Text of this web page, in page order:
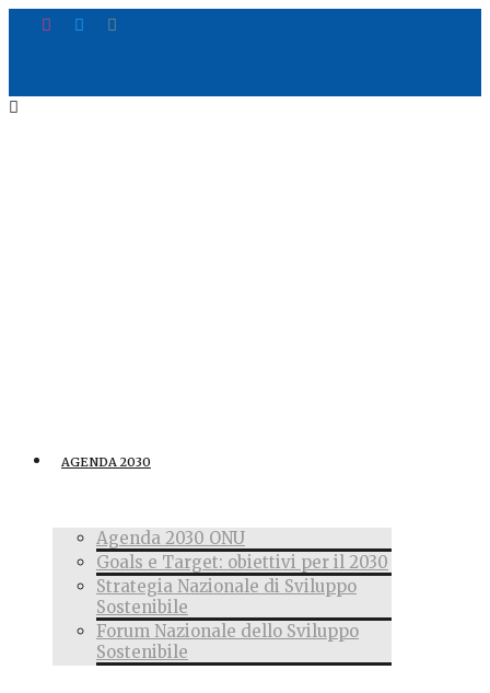
AGENDA 2030
Agenda 2030 ONU
Goals e Target: obiettivi per il 2030
Strategia Nazionale di Sviluppo
Sostenibile
Forum Nazionale dello Sviluppo
Sostenibile